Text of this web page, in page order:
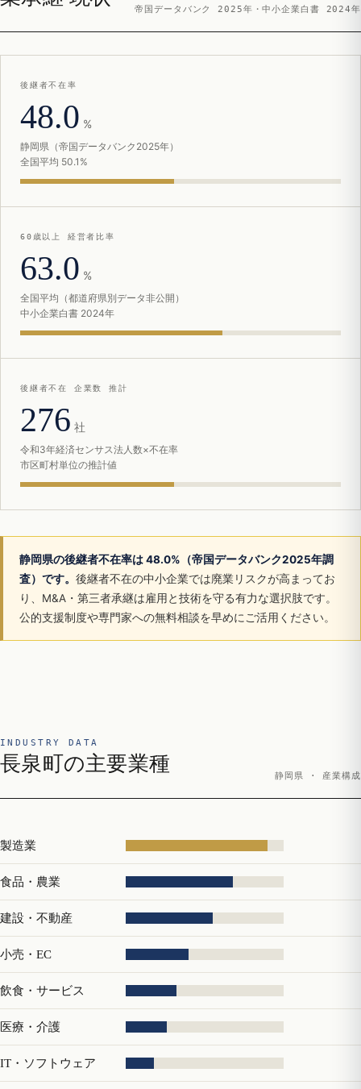
帝国データバンク 2025年・中小企業白書 2024年
後継者不在率
48.0 %
静岡県（帝国データバンク2025年）
全国平均 50.1%
60歳以上 経営者比率
63.0 %
全国平均（都道府県別データ非公開）
中小企業白書 2024年
後継者不在 企業数 推計
276 社
令和3年経済センサス法人数×不在率
市区町村単位の推計値
静岡県の後継者不在率は 48.0%（帝国データバンク2025年調
査）です。 後継者不在の中小企業では廃業リスクが高まってお
り、M&A・第三者承継は雇用と技術を守る有力な選択肢です。
公的支援制度や専門家への無料相談を早めにご活用ください。
INDUSTRY DATA
長泉町の主要業種
静岡県 · 産業構成
製造業
食品・農業
建設・不動産
小売・EC
飲食・サービス
医療・介護
IT・ソフトウェア